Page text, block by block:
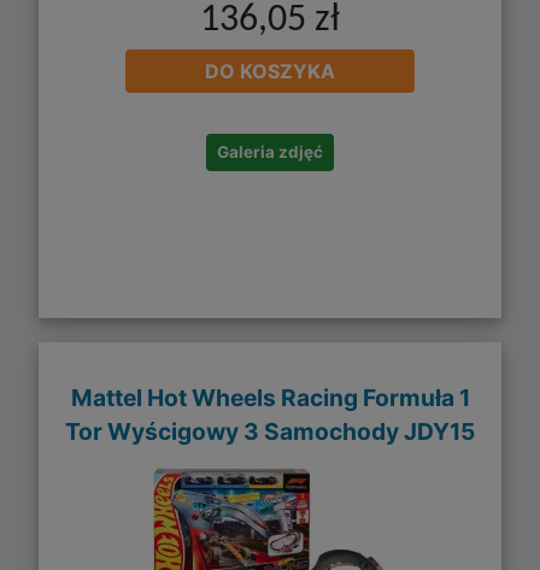
136,05 zł
DO KOSZYKA
Galeria zdjęć
Mattel Hot Wheels Racing Formuła 1
Tor Wyścigowy 3 Samochody JDY15